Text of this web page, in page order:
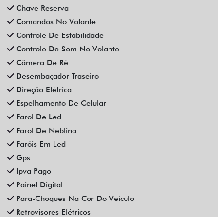
Chave Reserva
Comandos No Volante
Controle De Estabilidade
Controle De Som No Volante
Câmera De Ré
Desembaçador Traseiro
Direção Elétrica
Espelhamento De Celular
Farol De Led
Farol De Neblina
Faróis Em Led
Gps
Ipva Pago
Painel Digital
Para-Choques Na Cor Do Veículo
Retrovisores Elétricos